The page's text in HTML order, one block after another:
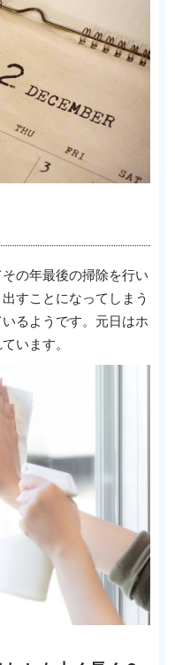
その年最後の掃除を行い
すことになってしまう
るようです。元日はホ
います。